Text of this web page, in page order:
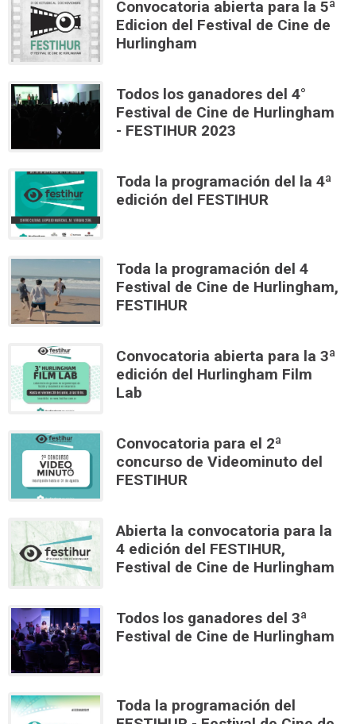
Convocatoria abierta para la 5ª
Edicion del Festival de Cine de
Hurlingham
Todos los ganadores del 4°
Festival de Cine de Hurlingham
- FESTIHUR 2023
Toda la programación del la 4ª
edición del FESTIHUR
Toda la programación del 4
Festival de Cine de Hurlingham,
FESTIHUR
Convocatoria abierta para la 3ª
edición del Hurlingham Film
Lab
Convocatoria para el 2ª
concurso de Videominuto del
FESTIHUR
Abierta la convocatoria para la
4 edición del FESTIHUR,
Festival de Cine de Hurlingham
Todos los ganadores del 3ª
Festival de Cine de Hurlingham
Toda la programación del